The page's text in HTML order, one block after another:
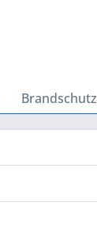
Brandschutz